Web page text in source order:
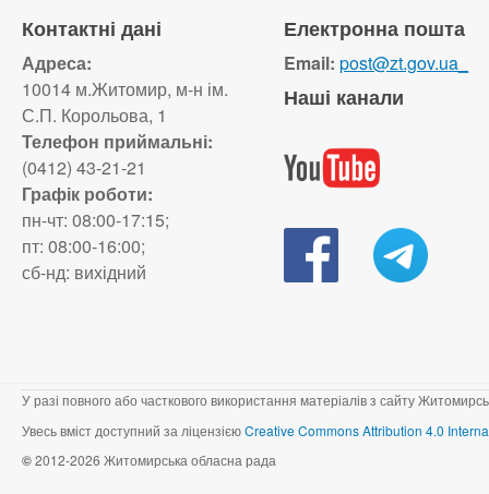
Контактні дані
Адреса:
10014 м.Житомир, м-н ім.
С.П. Корольова, 1
Телефон приймальні:
(0412) 43-21-21
Графік роботи:
пн-чт: 08:00-17:15;
пт: 08:00-16:00;
сб-нд: вихідний
Електронна пошта
Email: post@zt.gov.ua_
Наші канали
У разі повного або часткового використання матеріалів з сайту
Увесь вміст доступний за ліцензієюCreative Commons Attribution 4.0
©2012-2026 Житомирська обласна рада